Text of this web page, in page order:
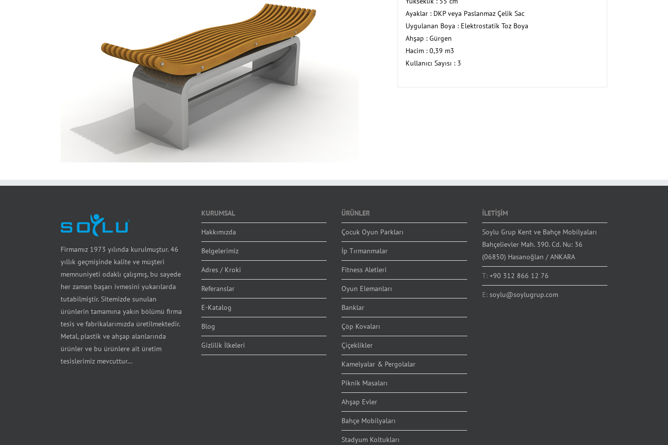
Ayaklar : DKP veya Paslanmaz Çelik Sac
Uygulanan Boya : Elektrostatik Toz Boya
Ahşap : Gürgen
Hacim : 0,39 m3
Kullanıcı Sayısı : 3
Firmamız 1973 yılında kurulmuştur. 46
yıllık geçmişinde kalite ve müşteri
memnuniyeti odaklı çalışmış, bu sayede
her zaman başarı ivmesini yukarılarda
tutabilmiştir. Sitemizde sunulan
ürünlerin tamamına yakın bölümü firma
tesis ve fabrikalarımızda üretilmektedir.
Metal, plastik ve ahşap alanlarında
ürünler ve bu ürünlere ait üretim
tesislerimiz mevcuttur…
KURUMSAL
Hakkımızda
Belgelerimiz
Adres / Kroki
Referanslar
E-Katalog
Blog
Gizlilik İlkeleri
ÜRÜNLER
Çocuk Oyun Parkları
İp Tırmanmalar
Fitness Aletleri
Oyun Elemanları
Banklar
Çöp Kovaları
Çiçeklikler
Kamelyalar & Pergolalar
Piknik Masaları
Ahşap Evler
Bahçe Mobilyaları
Stadyum Koltukları
İLETİŞİM
Soylu Grup Kent ve Bahçe Mobilyaları
Bahçelievler Mah. 390. Cd. Nu: 36
(06850) Hasanoğlan / ANKARA
T: +90 312 866 12 76
E: soylu@soylugrup.com